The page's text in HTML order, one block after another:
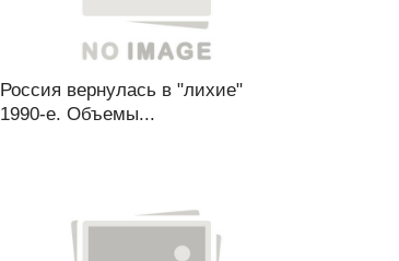
Россия вернулась в "лихие"
1990-е. Объемы...